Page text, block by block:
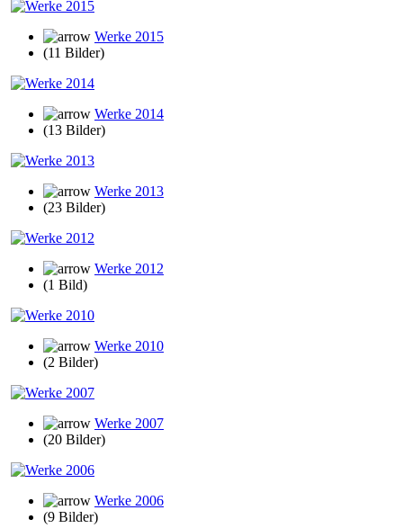
Werke 2015
(11 Bilder)
Werke 2014
(13 Bilder)
Werke 2013
(23 Bilder)
Werke 2012
(1 Bild)
Werke 2010
(2 Bilder)
Werke 2007
(20 Bilder)
Werke 2006
(9 Bilder)